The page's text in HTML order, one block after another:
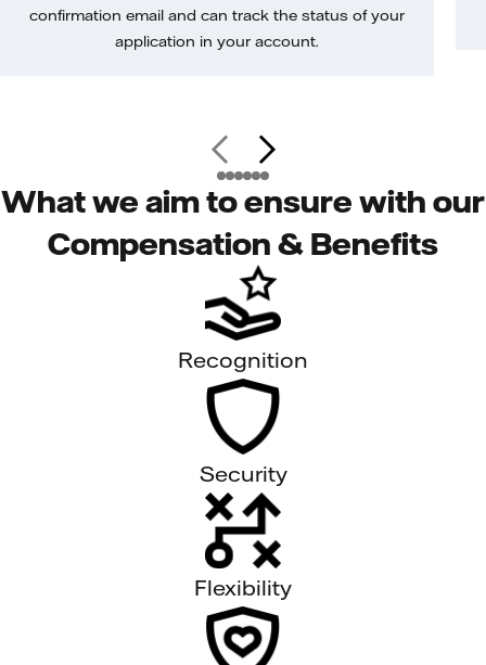
confirmation email and can track the status of your
application in your account.
What we aim to ensure with our
Compensation & Benefits
Recognition
Security
Flexibility